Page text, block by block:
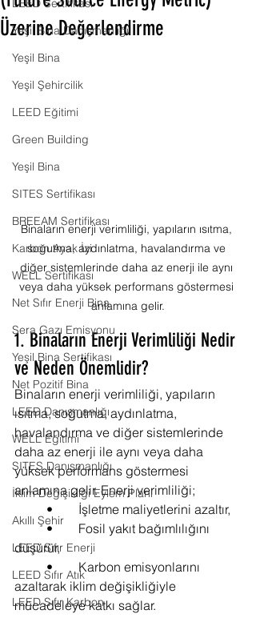
LEED Sertifikası
Yeşil Bina Danışmanlığı
Yeşil Bina
Yeşil Şehircilik
LEED Eğitimi
Green Building
Yeşil Bina
SITES Sertifikası
BREEAM Sertifikası
Karbon Ayak İzi
WELL Sertifikası
Net Sıfır Enerji Bina
Sera Gazı Emisyonu
Yeşil Bina Sertifikası
Net Pozitif Bina
LEED Danışmanlığı
WELL Eğitimi
SITES Danışmanlığı
İklim Değişikliği Eylem Planı
Akıllı Şehir
LEED Sıfır Enerji
LEED Sıfır Atık
LEED Sıfır Karbon
Üzerine Değerlendirme
Binaların enerji verimliliği, yapıların ısıtma,
soğutma, aydınlatma, havalandırma ve
diğer sistemlerinde daha az enerji ile aynı
veya daha yüksek performans göstermesi
anlamına gelir.
1. Binaların Enerji Verimliliği Nedir
ve Neden Önemlidir?
Binaların enerji verimliliği, yapıların
ısıtma, soğutma, aydınlatma,
havalandırma ve diğer sistemlerinde
daha az enerji ile aynı veya daha
yüksek performans göstermesi
anlamına gelir. Enerji verimliliği;
	•	İşletme maliyetlerini azaltır,
	•	Fosil yakıt bağımlılığını
düşürür,
	•	Karbon emisyonlarını
azaltarak iklim değişikliğiyle
mücadeleye katkı sağlar.